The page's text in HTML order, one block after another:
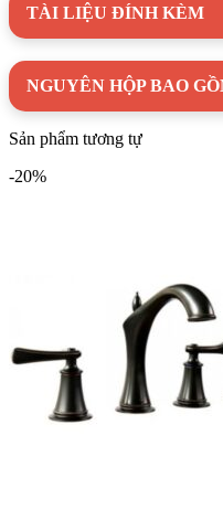
chính xác khi vận hành
Thương hiệu: Thiết Bị Vệ
Danh mục: Thiết Bị Vệ
Kanly
TÀI LIỆU ĐÍNH KÈM
NGUYÊN HỘP BAO
Sản phẩm tương tự
-20%